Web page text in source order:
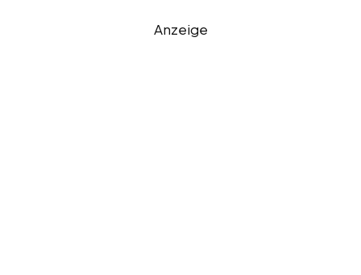
Anzeige